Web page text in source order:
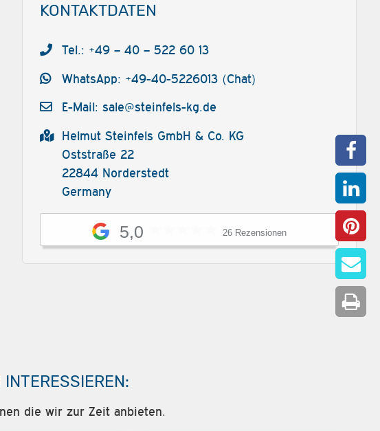
KONTAKTDATEN
Tel.: +49 – 40 – 522 60 13
WhatsApp: +49-40-5226013 (Chat)
E-Mail:sale@steinfels-kg.de
Helmut Steinfels GmbH & Co. KG
Oststraße 22
22844 Norderstedt
Germany
5,0 26 Rezensionen
die wir zur Zeit anbieten.